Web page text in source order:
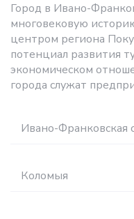
Город в Ивано-
многовековую
центром региона
потенциал развития
экономическом
города служат
Ивано-Франковская
Коломыя